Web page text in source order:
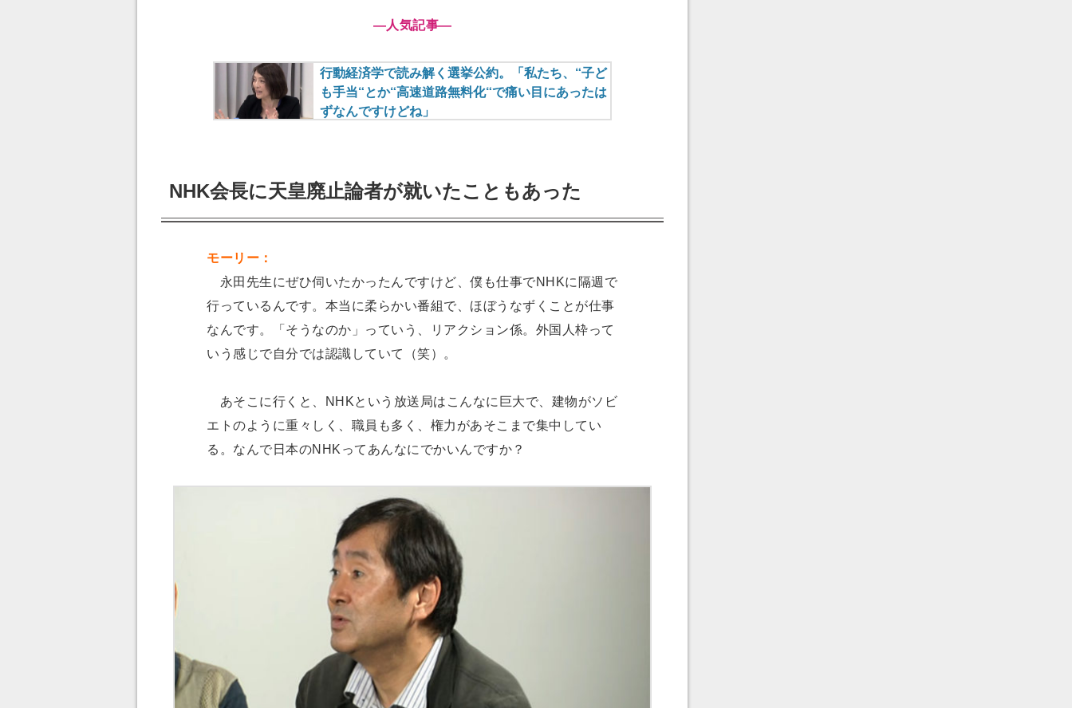
―人気記事―
NHK会長に天皇廃止論者が就いたこともあった
モーリー：
永田先生にぜひ伺いたかったんですけど、僕も仕事でNHKに隔週で
行っているんです。本当に柔らかい番組で、ほぼうなずくことが仕事
なんです。「そうなのか」っていう、リアクション係。外国人枠って
いう感じで自分では認識していて（笑）。
あそこに行くと、NHKという放送局はこんなに巨大で、建物がソビ
エトのように重々しく、職員も多く、権力があそこまで集中してい
る。なんで日本のNHKってあんなにでかいんですか？